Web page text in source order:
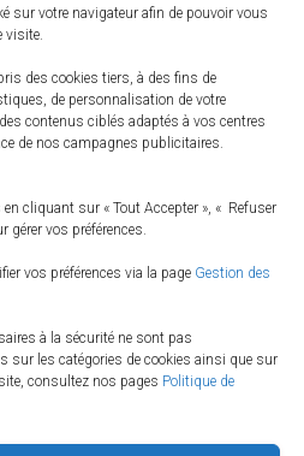
sur votre navigateur afin de pouvoir vous
visite.
des cookies tiers, à des fins de
de personnalisation de votre
contenus ciblés adaptés à vos centres
de nos campagnes publicitaires.
cliquant sur « Tout Accepter », « Refuser
gérer vos préférences.
vos préférences via la page Gestion des
à la sécurité ne sont pas
sur les catégories de cookies ainsi que sur
consultez nos pages Politique de